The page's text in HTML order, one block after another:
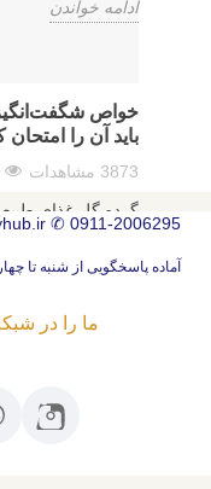
ادامه خواندن
خواص
باید آن را امتحان
3873 مشاهدات
گرده گل غذای
جمع‌آوری می کند.
بسیاری...
0911-2006295
✆
آماده پاسخگویی از شنبه تا چهارشنبه، ۸ صبح تا ۷
ما را در